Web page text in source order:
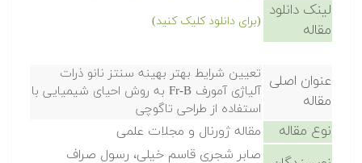
لینک دانلود
مقاله
(برای دانلود کلیک کنید)
عنوان اصلی
مقاله
تعیین شرایط بهتر بهینه سنتز نانو ذرات
آلیاژی آمورف Fr-B به روش احیای شیمیایی با
استفاده از طراحی تاگوچی
نوع مقاله مقاله ژورنال و مجلات علمی
صابر شجری قاسم خیلی، رسول صراف